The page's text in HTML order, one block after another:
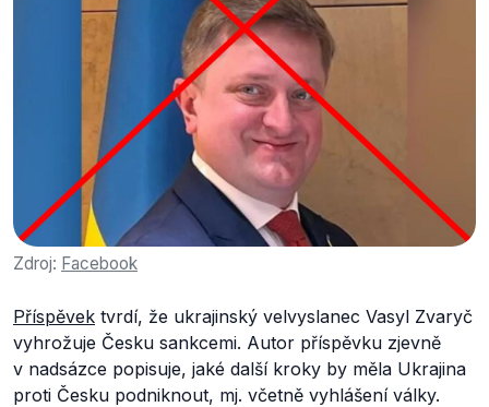
Zdroj: Facebook
Příspěvek tvrdí, že ukrajinský velvyslanec Vasyl Zvaryč
vyhrožuje Česku sankcemi. Autor příspěvku zjevně
v nadsázce popisuje, jaké další kroky by měla Ukrajina
proti Česku podniknout, mj. včetně vyhlášení války.